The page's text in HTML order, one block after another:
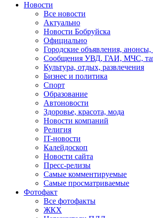
Новости
Все новости
Актуально
Новости Бобруйска
Официально
Городские объявления,
Сообщения УВД, ГАИ, МЧС,
Культура, отдых, развлечения
Бизнес и политика
Спорт
Образование
Автоновости
Здоровье, красота, мода
Новости компаний
Религия
IT-новости
Калейдоскоп
Новости сайта
Пресс-релизы
Самые комментируемые
Самые просматриваемые
Фотофакт
Все фотофакты
ЖКХ